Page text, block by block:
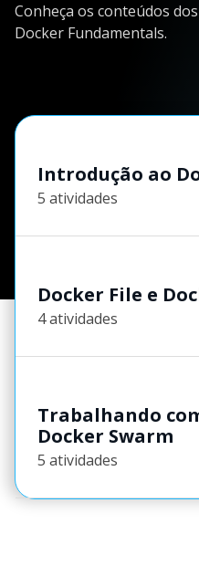
Conheça os conteúdos
Docker Fundamentals.
Introdução ao
5 atividades
Docker File e
4 atividades
Trabalhando
Docker Swarm
5 atividades